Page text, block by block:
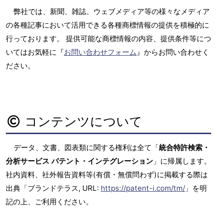
弊社では、新聞、雑誌、ウェブメディア等の様々なメディア
の各種記事において活用できる各種商標情報の提供を積極的に
行っております。 提供可能な商標情報の内容、提供条件等につ
いてはお気軽に『お問い合わせフォーム 』からお問い合わせく
ださい。
コンテンツについて
データ、文書、図表類に関する権利は全て「統合特許検索・
分析サービス パテント・インテグレーション 」に帰属します。
社内資料、社外報告資料等(有償・無償問わず)に掲載する際は
出典「ブランドテラス, URL: https://patent-i.com/tm/ 」を明
記の上、ご利用ください。